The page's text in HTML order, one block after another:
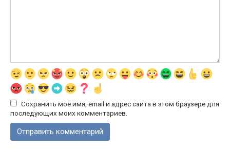
Сохранить моё имя, email и адрес сайта в этом браузере для
последующих моих комментариев.